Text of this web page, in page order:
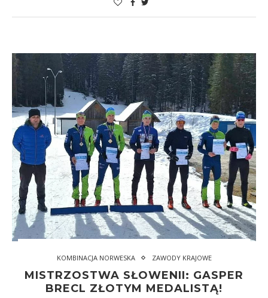
KOMBINACJA NORWESKA ZAWODY KRAJOWE
MISTRZOSTWA SŁOWENII: GASPER
BRECL ZŁOTYM MEDALISTĄ!